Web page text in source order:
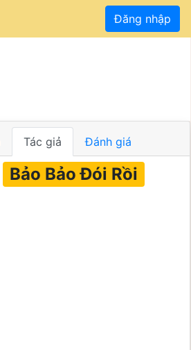
Đăng nhập
Tác giả Đánh giá
Bảo Bảo Đói Rồi